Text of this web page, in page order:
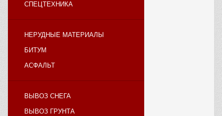
СПЕЦТЕХНИКА
НЕРУДНЫЕ МАТЕРИАЛЫ
БИТУМ
АСФАЛЬТ
ВЫВОЗ СНЕГА
ВЫВОЗ ГРУНТА